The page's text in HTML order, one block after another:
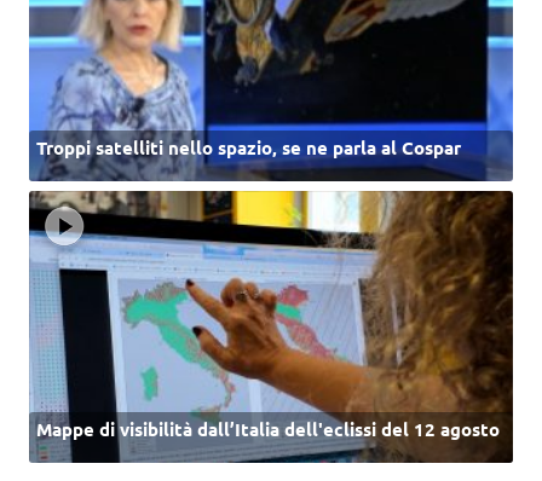
Troppi satelliti nello spazio, se ne parla al Cospar
Mappe di visibilità dall’Italia dell'eclissi del 12 agosto